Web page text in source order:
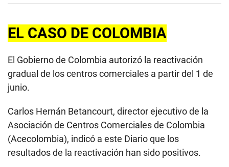
EL CASO DE COLOMBIA
El Gobierno de Colombia autorizó la reactivación
gradual de los centros comerciales a partir del 1 de
junio.
Carlos Hernán Betancourt, director ejecutivo de la
Asociación de Centros Comerciales de Colombia
(Acecolombia), indicó a este Diario que los
resultados de la reactivación han sido positivos.